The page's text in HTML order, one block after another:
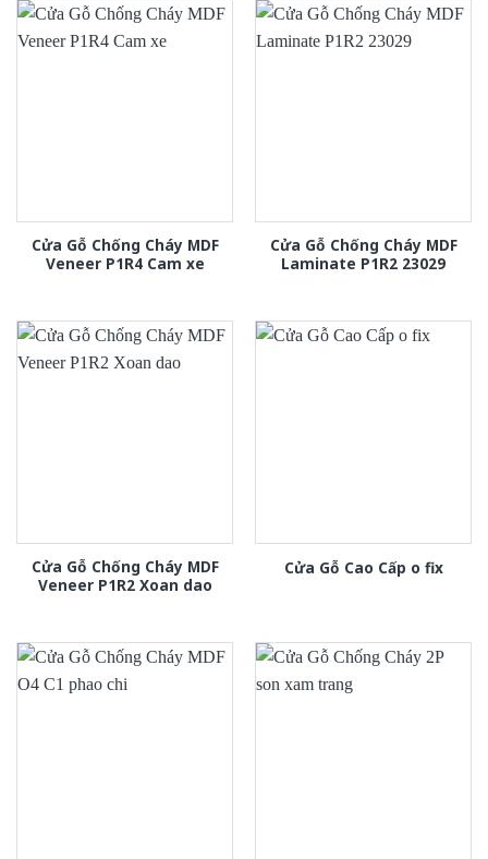
Cửa Gỗ Chống Cháy MDF
Veneer P1R4 Cam xe
Cửa Gỗ Chống Cháy MDF
Laminate P1R2 23029
Cửa Gỗ Chống Cháy MDF
Veneer P1R2 Xoan dao
Cửa Gỗ Cao Cấp o fix